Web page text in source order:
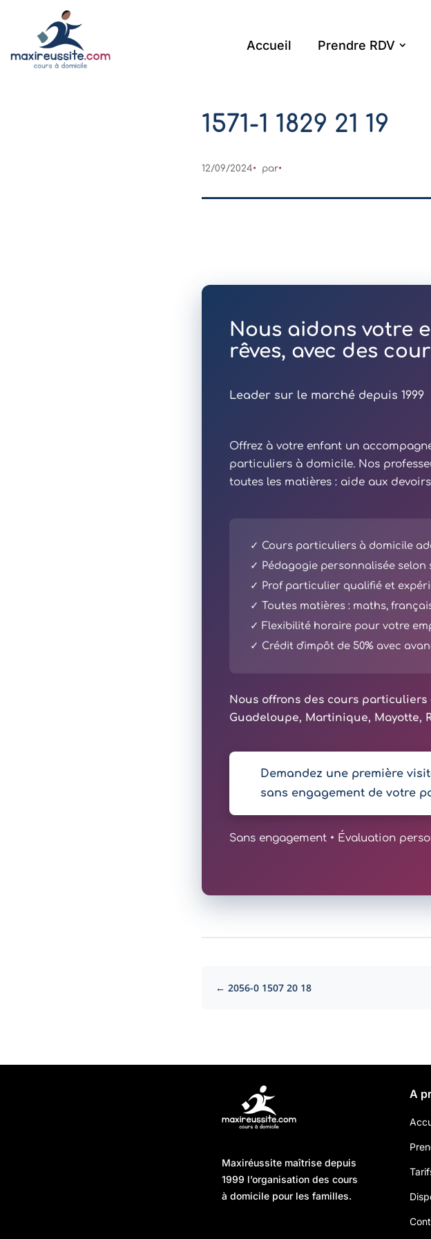
Accueil Prendre RDV
1571-1 1829 21 19
12/09/2024 par
Nous aidons votre
rêves, avec des
Leader sur le marché depuis 1999
Offrez à votre enfant un
particuliers à domicile. Nos
toutes les matières : aide aux
✓ Cours particuliers à domicile
✓ Pédagogie personnalisée selon
✓ Prof particulier qualifié et
✓ Toutes matières : maths,
✓ Flexibilité horaire pour votre
✓ Crédit d'impôt de 50% avec
Nous offrons des cours
Guadeloupe, Martinique, Mayotte,
Demandez une première
sans engagement de votre
Sans engagement • Évaluation
← 2056-0 1507 20 18
Maxiréussite maîtrise depuis
1999 l’organisation des cours
à domicile pour les familles.
A